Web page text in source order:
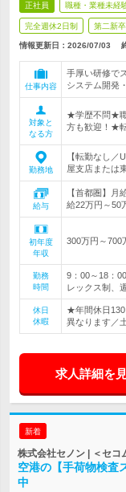
正社員 職種・業種未経
完全週休2日制 第二新
情報更新日：2026/07/03
仕事内容
手厚い研修で
システム開発
対象と
なる方
★学歴不問★職
方も歓迎！★
勤務地
【転勤なし／
屋支店または
給与
【首都圏】月
給22万円～50
初年度
年収
300万円～700
勤務
時間
9：00～18：
レックス制、
休日
休暇
★年間休日130
異なります／
求人詳細を
新着
株式会社セノン | ＜セコ
空港の【手荷物検査
中